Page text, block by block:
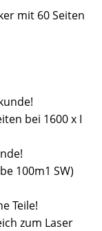
mit 60 Seiten
bei 1600 x I
100m1 SW)
Teile!
zum Laser